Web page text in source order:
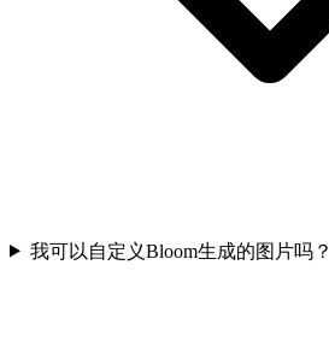
我可以自定义Bloom生成的图片吗？